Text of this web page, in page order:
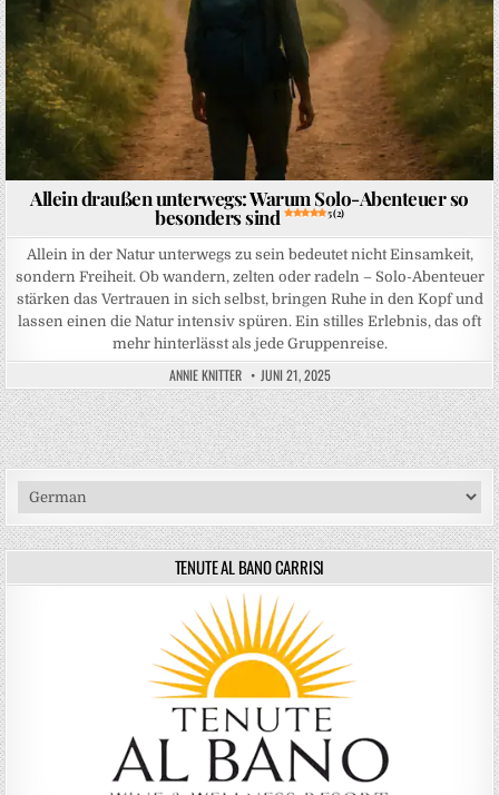
Allein draußen unterwegs: Warum Solo-Abenteuer so
besonders sind 5 (2)
Allein in der Natur unterwegs zu sein bedeutet nicht Einsamkeit,
sondern Freiheit. Ob wandern, zelten oder radeln – Solo-Abenteuer
stärken das Vertrauen in sich selbst, bringen Ruhe in den Kopf und
lassen einen die Natur intensiv spüren. Ein stilles Erlebnis, das oft
mehr hinterlässt als jede Gruppenreise.
ANNIE KNITTER JUNI 21, 2025
TENUTE AL BANO CARRISI